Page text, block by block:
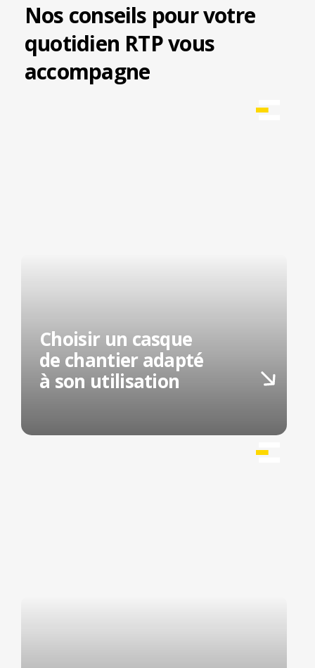
Nos conseils pour votre
quotidien RTP vous
accompagne
Choisir un casque
de chantier adapté
à son utilisation